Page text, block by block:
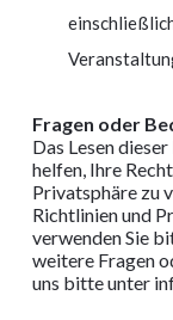
Fragen oder
Das Lesen
helfen, Ihre
Privatsphäre zu
Richtlinien und
verwenden Sie
weitere Fragen
uns bitte unter